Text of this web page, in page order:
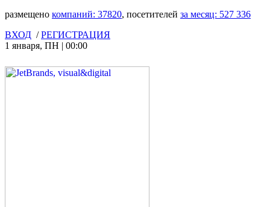
размещено компаний: 37820, посетителей за месяц: 527 336
ВХОД /РЕГИСТРАЦИЯ
1 января, ПН | 00:00